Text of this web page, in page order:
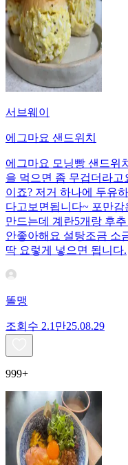
서브웨이
에그마요 샌드위치
에그마요 모닝빵 샌드위
을 먹으면 좀 무겁더라
이죠? 저거 하나에 두유
다고보면됩니다~ 포만
만드는데 계란5개랑 후
안좋아해요 설탕조금 소
딱 요렇게 넣으면 됩니다.
똘맹
조회수 2.1만25.08.29
999+